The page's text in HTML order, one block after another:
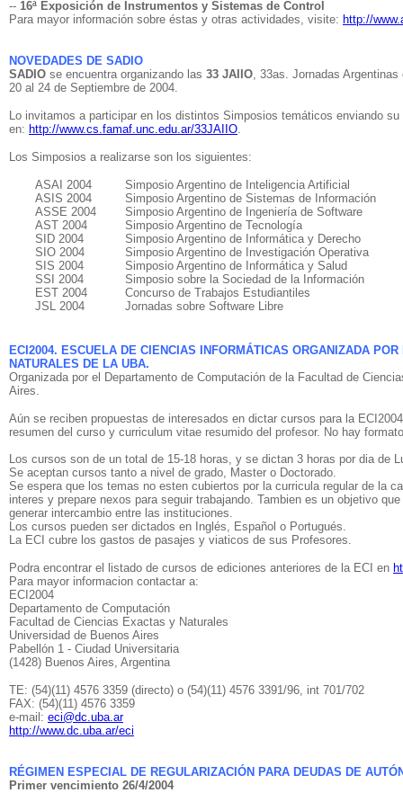
-- 16ª Exposición de Instrumentos y Sistemas de Control
Para mayor información sobre éstas y otras actividades, visite: http://
NOVEDADES DE SADIO
SADIO se encuentra organizando las 33 JAIIO, 33as. Jornadas
20 al 24 de Septiembre de 2004.
Lo invitamos a participar en los distintos Simposios temáticos enviando
en: http://www.cs.famaf.unc.edu.ar/33JAIIO.
Los Simposios a realizarse son los siguientes:
ASAI 2004
Simposio Argentino de Inteligencia Artificial
ASIS 2004
Simposio Argentino de Sistemas de Información
ASSE 2004
Simposio Argentino de Ingeniería de Software
AST 2004
Simposio Argentino de Tecnología
SID 2004
Simposio Argentino de Informática y Derecho
SIO 2004
Simposio Argentino de Investigación Operativa
SIS 2004
Simposio Argentino de Informática y Salud
SSI 2004
Simposio sobre la Sociedad de la Información
EST 2004
Concurso de Trabajos Estudiantiles
JSL 2004
Jornadas sobre Software Libre
ECI2004. ESCUELA DE CIENCIAS INFORMÁTICAS ORGANIZADA
NATURALES DE LA UBA.
Organizada por el Departamento de Computación de la Facultad de
Aires.
Aún se reciben propuestas de interesados en dictar cursos para la
resumen del curso y curriculum vitae resumido del profesor. No hay
Los cursos son de un total de 15-18 horas, y se dictan 3 horas por dia de
Se aceptan cursos tanto a nivel de grado, Master o Doctorado.
Se espera que los temas no esten cubiertos por la curricula regular de la
interes y prepare nexos para seguir trabajando. Tambien es un objetivo
generar intercambio entre las instituciones.
Los cursos pueden ser dictados en Inglés, Español o Portugués.
La ECI cubre los gastos de pasajes y viaticos de sus Profesores.
Podra encontrar el listado de cursos de ediciones anteriores de la ECI en
Para mayor informacion contactar a:
ECI2004
Departamento de Computación
Facultad de Ciencias Exactas y Naturales
Universidad de Buenos Aires
Pabellón 1 - Ciudad Universitaria
(1428) Buenos Aires, Argentina
TE: (54)(11) 4576 3359 (directo) o (54)(11) 4576 3391/96, int 701/702
FAX: (54)(11) 4576 3359
e-mail: eci@dc.uba.ar
http://www.dc.uba.ar/eci
RÉGIMEN ESPECIAL DE REGULARIZACIÓN PARA DEUDAS DE
Primer vencimiento 26/4/2004